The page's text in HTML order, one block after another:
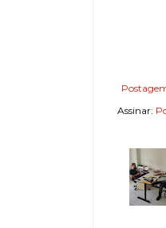
Assinar: